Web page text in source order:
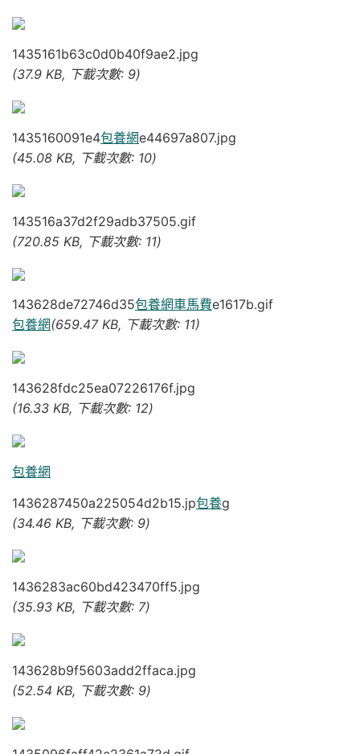
1435161b63c0d0b40f9ae2.jpg
(37.9 KB, 下載次數: 9)
1435160091e4包養網e44697a807.jpg
(45.08 KB, 下載次數: 10)
143516a37d2f29adb37505.gif
(720.85 KB, 下載次數: 11)
143628de72746d35包養網車馬費e1617b.gif
包養網(659.47 KB, 下載次數: 11)
143628fdc25ea07226176f.jpg
(16.33 KB, 下載次數: 12)
包養網
1436287450a225054d2b15.jp包養g
(34.46 KB, 下載次數: 9)
1436283ac60bd423470ff5.jpg
(35.93 KB, 下載次數: 7)
143628b9f5603add2ffaca.jpg
(52.54 KB, 下載次數: 9)